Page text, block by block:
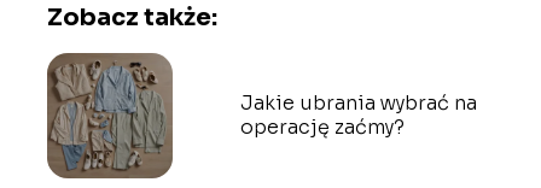
Zobacz także:
Jakie ubrania wybrać na
operację zaćmy?